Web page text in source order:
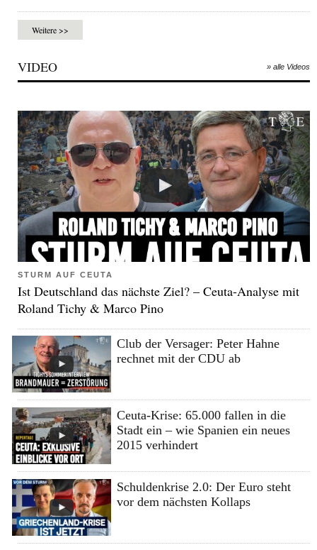
Weitere >>
VIDEO » alle Videos
STURM AUF CEUTA
Ist Deutschland das nächste Ziel? – Ceuta-Analyse mit
Roland Tichy & Marco Pino
Club der Versager: Peter Hahne
rechnet mit der CDU ab
Ceuta-Krise: 65.000 fallen in die
Stadt ein – wie Spanien ein neues
2015 verhindert
Schuldenkrise 2.0: Der Euro steht
vor dem nächsten Kollaps